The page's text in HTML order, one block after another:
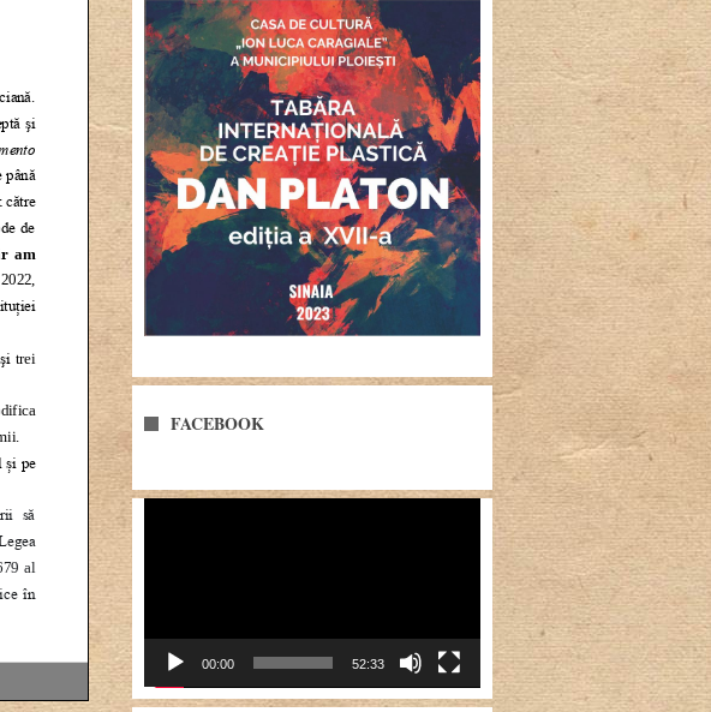
FACEBOOK
00:00 52:33